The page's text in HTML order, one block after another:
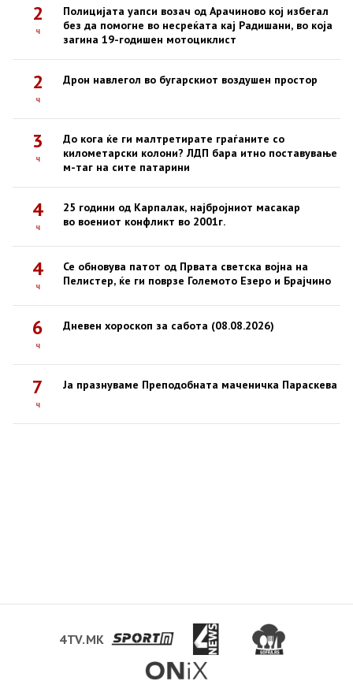
2
ч
Полицијата уапси возач од Арачиново кој избегал
без да помогне во несреќата кај Радишани, во која
загина 19-годишен мотоциклист
2
ч
Дрон навлегол во бугарскиот воздушен простор
3
ч
До кога ќе ги малтретирате граѓаните со
километарски колони? ЛДП бара итно поставување
м-таг на сите патарини
4
ч
25 години од Карпалак, најбројниот масакар
во воениот конфликт во 2001г.
4
ч
Се обновува патот од Првата светска војна на
Пелистер, ќе ги поврзе Големото Езеро и Брајчино
6
ч
Дневен хороскоп за сабота (08.08.2026)
7
ч
Ја празнуваме Преподобната маченичка Параскева
4TV.MK